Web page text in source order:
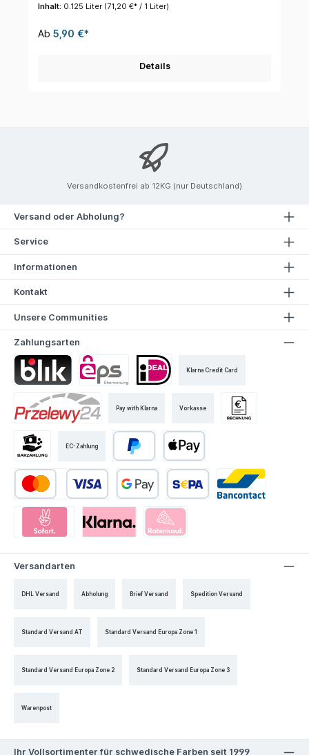
Inhalt: 0.125 Liter (71,20 €* / 1 Liter)
Ab 5,90 €*
Details
Versandkostenfrei ab 12KG (nur Deutschland)
Versand oder Abholung?
Service
Informationen
Kontakt
Unsere Communities
Zahlungsarten
Klarna Credit Card
Pay with Klarna Vorkasse
EC-Zahlung
Versandarten
DHL Versand Abholung Brief Versand Spedition Versand
Standard Versand AT Standard Versand Europa Zone 1
Standard Versand Europa Zone 2 Standard Versand Europa Zone 3
Warenpost
Ihr Vollsortimenter für schwedische Farben seit 1999